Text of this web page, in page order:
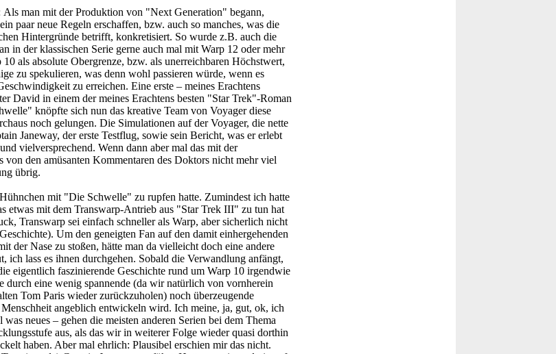
Als man mit der Produktion von "Next Generation" begann,
paar neue Regeln erschaffen, bzw. auch so manches, was die
Hintergründe betrifft, konkretisiert. So wurde z.B. auch die
in der klassischen Serie gerne auch mal mit Warp 12 oder mehr
als absolute Obergrenze, bzw. als unerreichbaren Höchstwert,
zu spekulieren, was denn wohl passieren würde, wenn es
zu erreichen. Eine erste – meines Erachtens
David in einem der meines Erachtens besten "Star Trek"-Roman
knöpfte sich nun das kreative Team von Voyager diese
noch gelungen. Die Simulationen auf der Voyager, die nette
Janeway, der erste Testflug, sowie sein Bericht, was er erlebt
vielversprechend. Wenn dann aber mal das mit der
von den amüsanten Kommentaren des Doktors nicht mehr viel
übrig.
mit "Die Schwelle" zu rupfen hatte. Zumindest ich hatte
etwas mit dem Transwarp-Antrieb aus "Star Trek III" zu tun hat
Transwarp sei einfach schneller als Warp, aber sicherlich nicht
Um den geneigten Fan auf den damit einhergehenden
der Nase zu stoßen, hätte man da vielleicht doch eine andere
ich lass es ihnen durchgehen. Sobald die Verwandlung anfängt,
eigentlich faszinierende Geschichte rund um Warp 10 irgendwie
durch eine wenig spannende (da wir natürlich von vornherein
Tom Paris wieder zurückzuholen) noch überzeugende
angeblich entwickeln wird. Ich meine, ja, gut, ok, ich
neues – gehen die meisten anderen Serien bei dem Thema
aus, als das wir in weiterer Folge wieder quasi dorthin
haben. Aber mal ehrlich: Plausibel erschien mir das nicht.